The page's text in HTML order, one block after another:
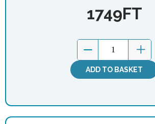
1749FT
ADD TO BASKET